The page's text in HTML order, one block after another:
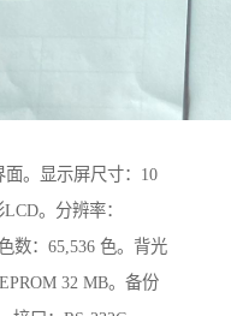
面。显示屏尺寸：10
。分辨率：
数：65,536 色。背光
32 MB。备份